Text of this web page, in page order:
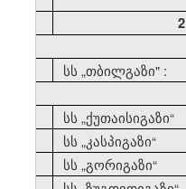
2
სს„თბილგაზი" :
სს„ქუთაისიგაზი“
სს„კასპიგაზი“
სს„გორიგაზი“